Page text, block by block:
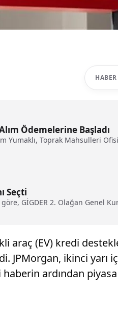
Ödemelerine Başladı
Yumaklı, Toprak Mahsulleri
Seçti
GİGDER 2. Olağan Genel
araç (EV) kredi
JPMorgan, ikinci yarı
ardından piyasa